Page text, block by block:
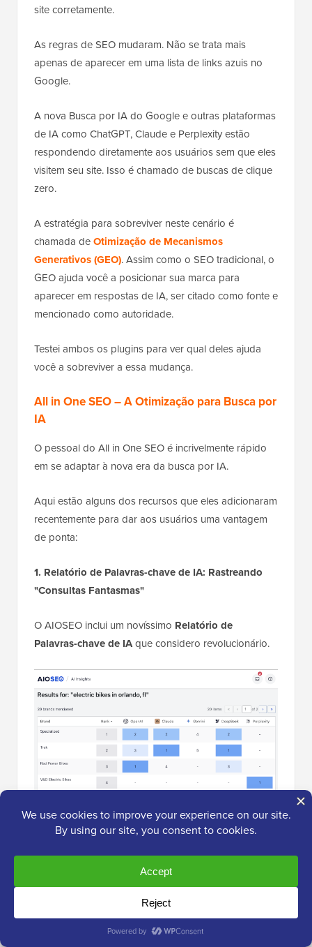
site corretamente.
As regras de SEO mudaram. Não se trata mais
apenas de aparecer em uma lista de links azuis no
Google.
A nova Busca por IA do Google e outras plataformas
de IA como ChatGPT, Claude e Perplexity estão
respondendo diretamente aos usuários sem que eles
visitem seu site. Isso é chamado de buscas de clique
zero.
A estratégia para sobreviver neste cenário é
chamada deOtimização de Mecanismos
Generativos (GEO). Assim como o SEO tradicional, o
GEO ajuda você a posicionar sua marca para
aparecer em respostas de IA, ser citado como fonte e
mencionado como autoridade.
Testei ambos os plugins para ver qual deles ajuda
você a sobreviver a essa mudança.
All in One SEO – A Otimização para Busca por
IA
O pessoal do All in One SEO é incrivelmente rápido
em se adaptar à nova era da busca por IA.
Aqui estão alguns dos recursos que eles adicionaram
recentemente para dar aos usuários uma vantagem
de ponta:
1. Relatório de Palavras-chave de IA: Rastreando
"Consultas Fantasmas"
O AIOSEO inclui um novíssimo Relatório de
Palavras-chave de IAque considero revolucionário.
estão realmente citando sua marca. Descobri o que o
AIOSEO chama de "Consultas Fantasmas".
Estes são termos nos quais eu classifico em #1 no
Google, mas os mecanismos de busca de IA me